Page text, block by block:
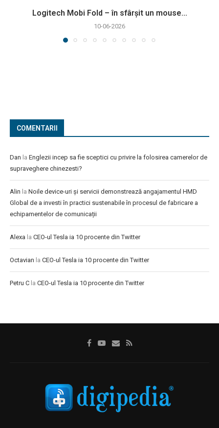
Logitech Mobi Fold – în sfârșit un mouse...
10-06-2026
COMENTARII
Dan la Englezii incep sa fie sceptici cu privire la folosirea camerelor de
supraveghere chinezesti?
Alin la Noile device-uri și servicii demonstrează angajamentul HMD
Global de a investi în practici sustenabile în procesul de fabricare a
echipamentelor de comunicații
Alexa la CEO-ul Tesla ia 10 procente din Twitter
Octavian la CEO-ul Tesla ia 10 procente din Twitter
Petru C la CEO-ul Tesla ia 10 procente din Twitter